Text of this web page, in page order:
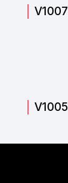
V1007
V1005